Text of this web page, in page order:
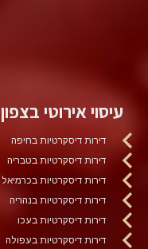
עיסוי אירוטי בצפון
דירות דיסקרטיות בחיפה
דירות דיסקרטיות בטבריה
דירות דיסקרטיות בכרמיאל
דירות דיסקרטיות בנהריה
דירות דיסקרטיות בעכו
דירות דיסקרטיות בעפולה